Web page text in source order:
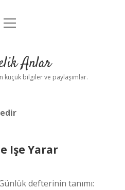
Uyarı
menüyü
Anlar
küçük bilgiler ve paylaşımlar.
Işe Yarar
defterinin tanımı: